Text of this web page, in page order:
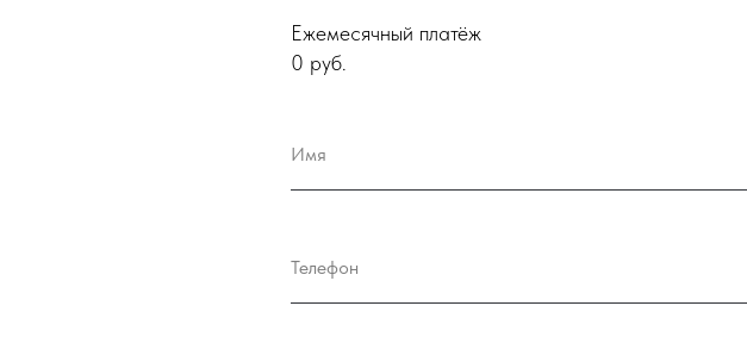
Ежемесячный платёж
0 руб.
Имя
Телефон